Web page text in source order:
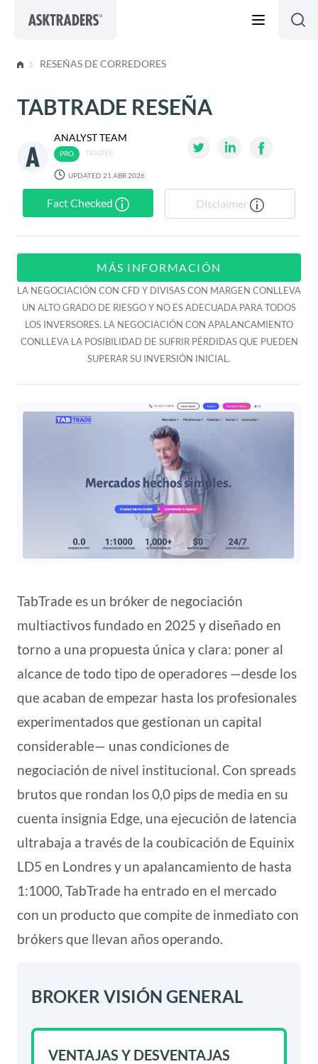
RESEÑAS DE CORREDORES
TABTRADE RESEÑA
ANALYST TEAM
TRADER
UPDATED 21 ABR 2026
Fact Checked Disclaimer
MÁS INFORMACIÓN
LA NEGOCIACIÓN CON CFD Y DIVISAS CON MARGEN CONLLEVA
UN ALTO GRADO DE RIESGO Y NO ES ADECUADA PARA TODOS
LOS INVERSORES. LA NEGOCIACIÓN CON APALANCAMIENTO
CONLLEVA LA POSIBILIDAD DE SUFRIR PÉRDIDAS QUE PUEDEN
SUPERAR SU INVERSIÓN INICIAL.
TabTrade es un bróker de negociación
multiactivos fundado en 2025 y diseñado en
torno a una propuesta única y clara: poner al
alcance de todo tipo de operadores —desde los
que acaban de empezar hasta los profesionales
experimentados que gestionan un capital
considerable— unas condiciones de
negociación de nivel institucional. Con spreads
brutos que rondan los 0,0 pips de media en su
cuenta insignia Edge, una ejecución de latencia
ultrabaja a través de la coubicación de Equinix
LD5 en Londres y un apalancamiento de hasta
1:1000, TabTrade ha entrado en el mercado
con un producto que compite de inmediato con
brókers que llevan años operando.
BROKER VISIÓN GENERAL
VENTAJAS Y DESVENTAJAS